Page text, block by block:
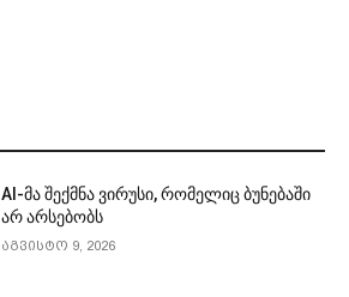
AI-მა შექმნა ვირუსი, რომელიც ბუნებაში
არ არსებობს
აგვისტო 9, 2026